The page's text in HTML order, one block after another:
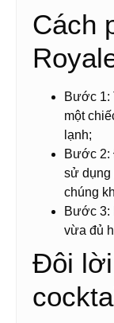
Cách
Bước 1:
một
lạnh;
Bước 2:
sử dụng
chúng
Bước 3:
vừa đủ
Đôi